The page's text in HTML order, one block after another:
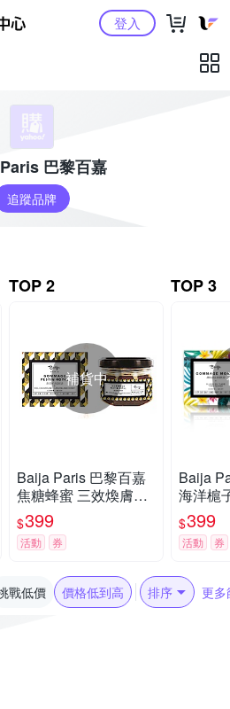
Yahoo購物中心登入
巴黎百嘉
追蹤品牌
TOP 2
補貨中
Baija Paris 巴黎百嘉
焦糖蜂蜜 三效煥膚原
生糖精去角質霜 60ml
$399
活動 券
TOP 3
Baija
海洋槴
雙質
$399
活動 券
戰低價 價格低到高 排序 更多